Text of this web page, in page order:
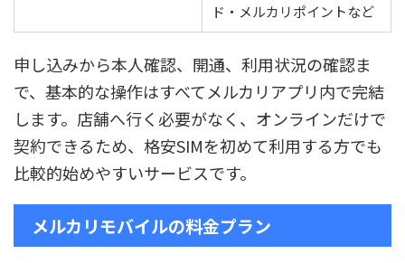
ド・メルカリポイントなど
申し込みから本人確認、開通、利用状況の確認ま
で、基本的な操作はすべてメルカリアプリ内で完結
します。店舗へ行く必要がなく、オンラインだけで
契約できるため、格安SIMを初めて利用する方でも
比較的始めやすいサービスです。
メルカリモバイルの料金プラン